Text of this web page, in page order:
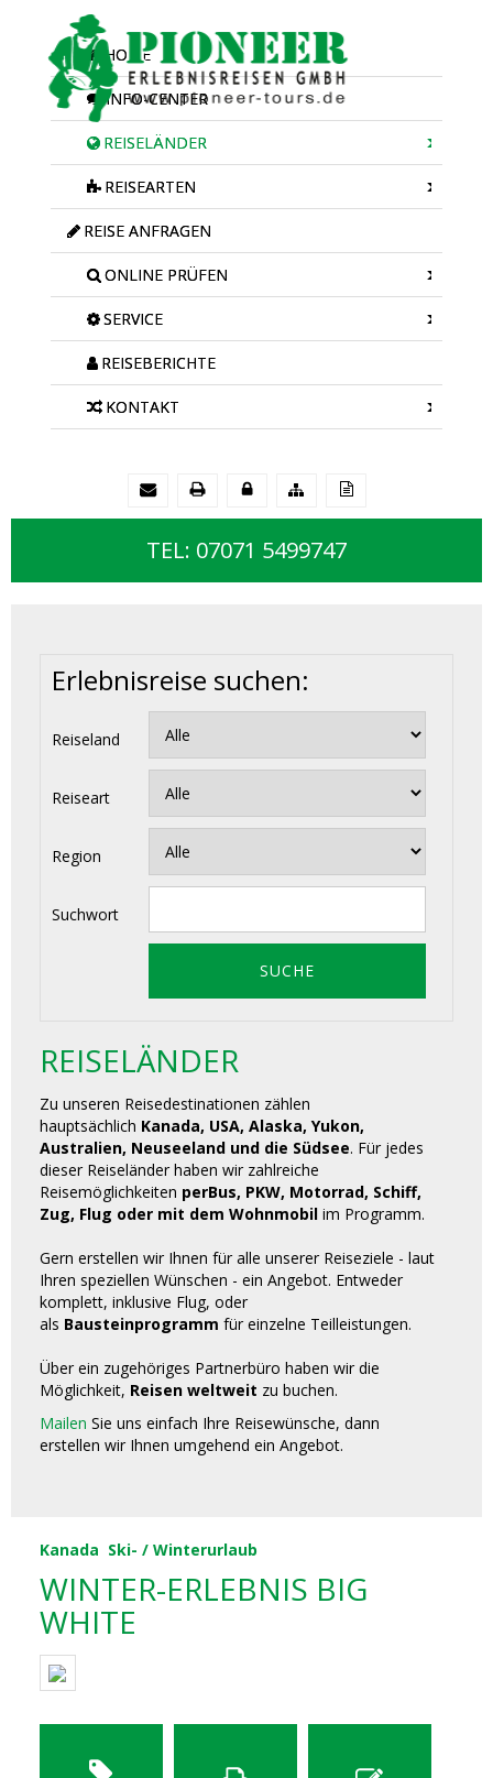
HOME
INFO-CENTER
REISELÄNDER
REISEARTEN
REISE ANFRAGEN
ONLINE PRÜFEN
SERVICE
REISEBERICHTE
KONTAKT
TEL: 07071 5499747
Erlebnisreise suchen:
Reiseland
Reiseart
Region
Suchwort
REISELÄNDER
Zu unseren Reisedestinationen zählen
hauptsächlich Kanada, USA, Alaska, Yukon,
Australien, Neuseeland und die Südsee. Für jedes
dieser Reiseländer haben wir zahlreiche
Reisemöglichkeiten perBus, PKW, Motorrad, Schiff,
Zug, Flug oder mit dem Wohnmobil im Programm.
Gern erstellen wir Ihnen für alle unserer Reiseziele - laut
Ihren speziellen Wünschen - ein Angebot. Entweder
komplett, inklusive Flug, oder
als Bausteinprogramm für einzelne Teilleistungen.
Über ein zugehöriges Partnerbüro haben wir die
Möglichkeit, Reisen weltweit zu buchen.
Mailen Sie uns einfach Ihre Reisewünsche, dann
erstellen wir Ihnen umgehend ein Angebot.
Kanada Ski- / Winterurlaub
WINTER-ERLEBNIS BIG
WHITE